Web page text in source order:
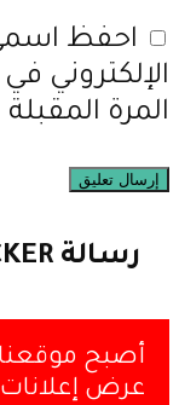
احفظ
الإلكتروني
المرة
رسالة ADBLOCKER
أصبح موقعنا
عرض إعلانات